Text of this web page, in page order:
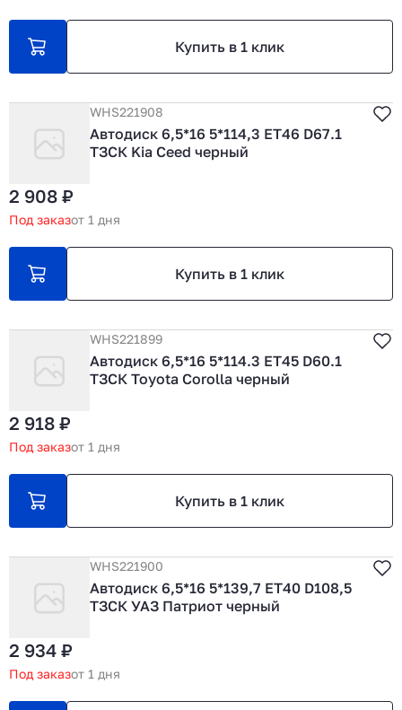
Купить в 1 клик
WHS221908
Автодиск 6,5*16 5*114,3 ET46 D67.1
ТЗСК Kia Ceed черный
2 908 ₽
Под заказот 1 дня
Купить в 1 клик
WHS221899
Автодиск 6,5*16 5*114.3 ET45 D60.1
ТЗСК Toyota Corolla черный
2 918 ₽
Под заказот 1 дня
Купить в 1 клик
WHS221900
Автодиск 6,5*16 5*139,7 ET40 D108,5
ТЗСК УАЗ Патриот черный
2 934 ₽
Под заказот 1 дня